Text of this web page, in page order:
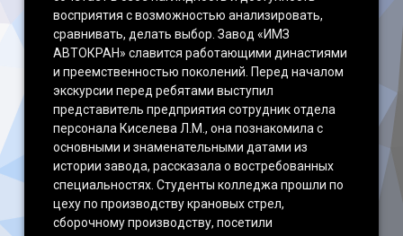
восприятия с возможностью анализировать,
сравнивать, делать выбор. Завод «ИМЗ
АВТОКРАН» славится работающими династиями
и преемственностью поколений. Перед началом
экскурсии перед ребятами выступил
представитель предприятия сотрудник отдела
персонала Киселева Л.М., она познакомила с
основными и знаменательными датами из
истории завода, рассказала о востребованных
специальностях. Студенты колледжа прошли по
цеху по производству крановых стрел,
сборочному производству, посетили